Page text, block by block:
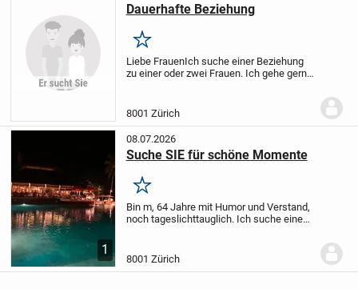
Dauerhafte Beziehung
Merken
Liebe FrauenIch suche einer Beziehung
zu einer oder zwei Frauen. Ich gehe gerne
und nett. Ich liebe Mode, Reisen,...
8001 Zürich
1
08.07.2026
Suche SIE für schöne Momente
Merken
Bin m, 64 Jahre mit Humor und Verstand,
noch tageslichttauglich. Ich suche eine
8001 Zürich